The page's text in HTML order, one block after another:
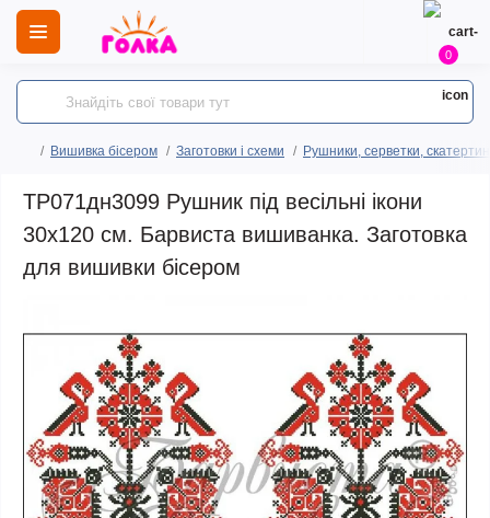
0
Вишивка бісером Заготовки і схеми Рушники, серветки,
ТР071дн3099 Рушник під весільні ікони
30х120 см. Барвиста вишиванка. Заготовка
для вишивки бісером